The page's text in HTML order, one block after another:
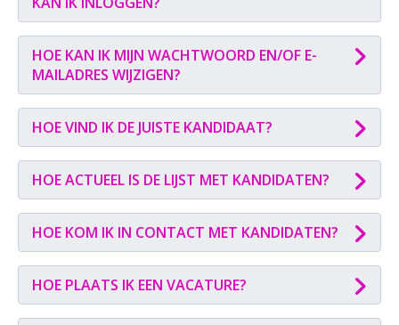
HOE KAN IK MIJN WACHTWOORD EN/OF E-
MAILADRES WIJZIGEN?
HOE VIND IK DE JUISTE KANDIDAAT?
HOE ACTUEEL IS DE LIJST MET KANDIDATEN?
HOE KOM IK IN CONTACT MET KANDIDATEN?
HOE PLAATS IK EEN VACATURE?